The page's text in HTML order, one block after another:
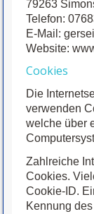
79263
Telefon:
E-Mail:
Website:
Cookies
Die
verwenden
welche über
Zahlreiche
Cookies.
Cookie-ID.
Kennung